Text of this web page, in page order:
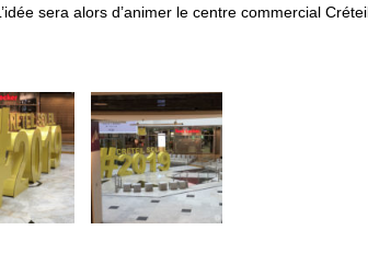
sera alors d’animer le centre commercial